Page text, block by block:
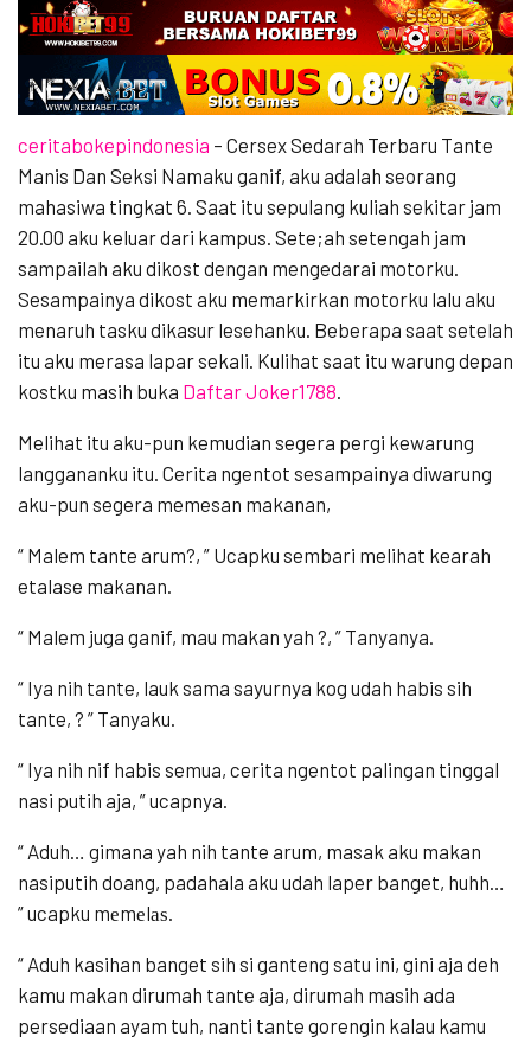
ceritabokepindonesia – Cersex Sedarah Terbaru Tante
Manis Dan Seksi Namaku ganif, aku adalah seorang
mahasiwa tingkat 6. Saat itu sepulang kuliah sekitar jam
20.00 aku keluar dari kampus. Sete;ah setengah jam
sampailah aku dikost dengan mengedarai motorku.
Sesampainya dikost aku memarkirkan motorku lalu aku
menaruh tasku dikasur lesehanku. Beberapa saat setelah
itu aku merasa lapar sekali. Kulihat saat itu warung depan
kostku masih buka Daftar Joker1788.
Melihat itu aku-pun kemudian segera pergi kewarung
langgananku itu. Cerita ngentot sesampainya diwarung
aku-pun segera memesan makanan,
“ Malem tante arum?, ” Ucapku sembari melihat kearah
etalase makanan.
“ Malem juga ganif, mau makan yah ?, ” Tanyanya.
“ Iya nih tante, lauk sama sayurnya kog udah habis sih
tante, ? ” Tanyaku.
“ Iya nih nif habis semua, cerita ngentot palingan tinggal
nasi putih aja, ” ucapnya.
“ Aduh… gimana yah nih tante arum, masak aku makan
nasiputih doang, padahala aku udah laper banget, huhh…
” ucapku mеmеlаѕ.
“ Aduh kasihan banget sih si ganteng satu ini, gini aja deh
kamu makan dirumah tante aja, dirumah masih ada
persediaan ayam tuh, nanti tante gorengin kalau kamu